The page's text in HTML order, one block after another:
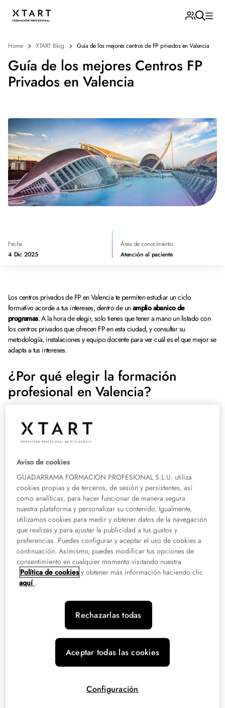
Home XTART Blog Guía de los mejores centros de FP privados en Valencia
Guía de los mejores Centros FP
Privados en Valencia
Fecha
4 Dic 2025
Área de conocimiento
Atención al paciente
Los centros privados de FP en Valencia te permiten estudiar un ciclo
formativo acorde a tus intereses, dentro de unamplio abanico de
programas. A la hora de elegir, solo tienes que tener a mano un listado con
los centros privados que ofrecen FP en esta ciudad, y consultar su
metodología, instalaciones y equipo docente para ver cuál es el que mejor se
adapta a tus intereses.
¿Por qué elegir la formación
profesional en Valencia?
formación, sino también a la hora de disfrutar de un
con grandes oportunidades laborales
Los numerosos centros de FP privados en Valencia ofrecen una amplia
variedad de ciclos formativos. A ello hay que añadirle su amplia oferta
cultural y de ocio, y la presencia de importantes empresas con sede en esta
ciudad, lo que convierte a Valencia en el destino elegido por multitud de
estudiantes cada año.
¿Qué centros privados de FP
puedo encontrar en Valencia?
El FP privado en Valencia se ofrece a través de ungran número de centros
formativos
FP La Purísima-Franciscanas, que figuran entre los centros privados de
Formación Profesional en Valencia más prestigiosos.
Instituto Superior de Formación Profesional XTART
centros en la ciudad. El
Campus de XTART FP Valencia Campanar
de instalaciones, con laboratorios de tecnología
avanzada, aulas técnicas y zonas de trabajo diseñadas para una formación
Aviso de cookies
GUADARRAMA FORMACION PROFESIONAL S.L.U. utiliza
cookies propias y de terceros, de sesión y persistentes, así
como analíticas, para hacer funcionar de manera segura
nuestra plataforma y personalizar su contenido. Igualmente,
utilizamos cookies para medir y obtener datos de la navegación
que realizas y para ajustar la publicidad a tus gustos y
preferencias. Puedes configurar y aceptar el uso de cookies a
continuación. Asimismo, puedes modificar tus opciones de
consentimiento en cualquier momento visitando nuestra
Política de cookies y obtener más información haciendo clic
aquí.
Rechazarlas todas
Aceptar todas las cookies
Configuración